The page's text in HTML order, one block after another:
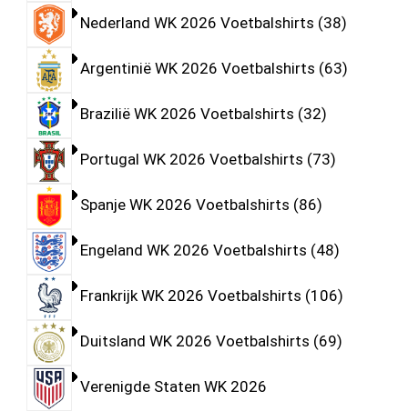
Nederland WK 2026 Voetbalshirts 38
Argentinië WK 2026 Voetbalshirts 63
Brazilië WK 2026 Voetbalshirts 32
Portugal WK 2026 Voetbalshirts 73
Spanje WK 2026 Voetbalshirts 86
Engeland WK 2026 Voetbalshirts 48
Frankrijk WK 2026 Voetbalshirts 106
Duitsland WK 2026 Voetbalshirts 69
Verenigde Staten WK 2026